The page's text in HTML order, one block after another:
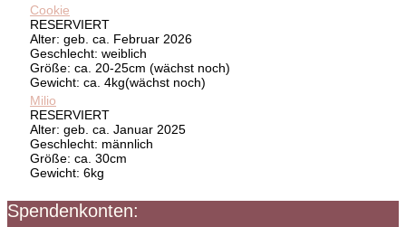
Cookie
RESERVIERT
Alter: geb. ca. Februar 2026
Geschlecht: weiblich
Größe: ca. 20-25cm (wächst noch)
Gewicht: ca. 4kg(wächst noch)
Milio
RESERVIERT
Alter: geb. ca. Januar 2025
Geschlecht: männlich
Größe: ca. 30cm
Gewicht: 6kg
Spendenkonten: